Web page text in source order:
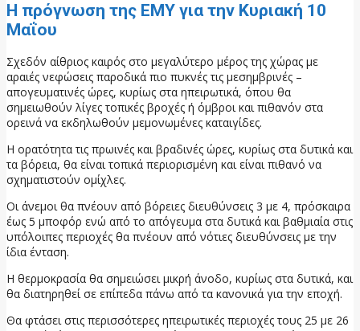
Η πρόγνωση της ΕΜΥ για την Κυριακή 10
Μαΐου
Σχεδόν αίθριος καιρός στο μεγαλύτερο μέρος της χώρας με
αραιές νεφώσεις παροδικά πιο πυκνές τις μεσημβρινές –
απογευματινές ώρες, κυρίως στα ηπειρωτικά, όπου θα
σημειωθούν λίγες τοπικές βροχές ή όμβροι και πιθανόν στα
ορεινά να εκδηλωθούν μεμονωμένες καταιγίδες.
Η ορατότητα τις πρωινές και βραδινές ώρες, κυρίως στα δυτικά και
τα βόρεια, θα είναι τοπικά περιορισμένη και είναι πιθανό να
σχηματιστούν ομίχλες.
Οι άνεμοι θα πνέουν από βόρειες διευθύνσεις 3 με 4, πρόσκαιρα
έως 5 μποφόρ ενώ από το απόγευμα στα δυτικά και βαθμιαία στις
υπόλοιπες περιοχές θα πνέουν από νότιες διευθύνσεις με την
ίδια ένταση.
Η θερμοκρασία θα σημειώσει μικρή άνοδο, κυρίως στα δυτικά, και
θα διατηρηθεί σε επίπεδα πάνω από τα κανονικά για την εποχή.
Θα φτάσει στις περισσότερες ηπειρωτικές περιοχές τους 25 με 26